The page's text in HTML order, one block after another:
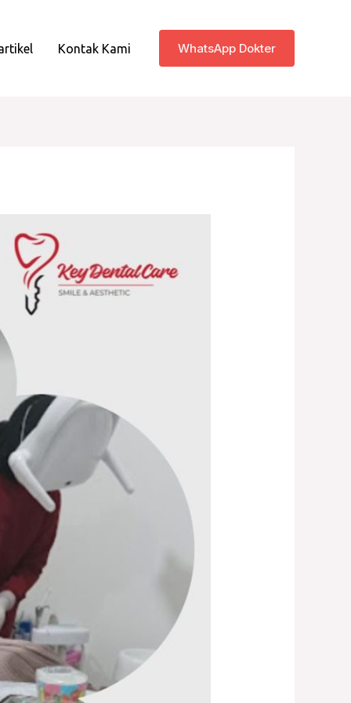
Kontak Kami WhatsApp Dokter